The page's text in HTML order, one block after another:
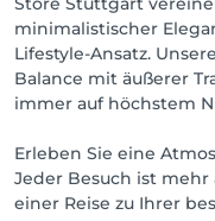
minimalistischer
Lifestyle-Ansatz.
Balance mit äußerer
immer auf höchstem
Erleben Sie eine
Jeder Besuch ist mehr
einer Reise zu Ihrer